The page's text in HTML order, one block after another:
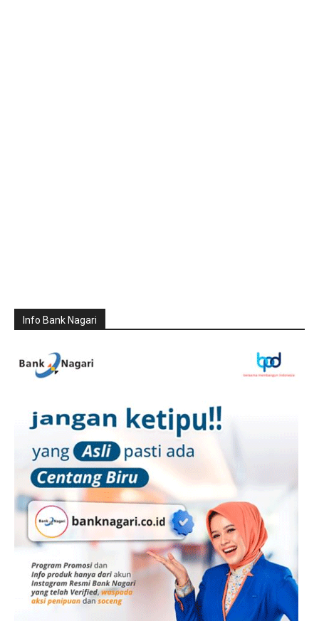
Info Bank Nagari